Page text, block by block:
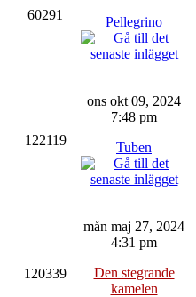
60291
Pellegrino
122119
ons okt 09, 2024
7:48 pm
Tuben
120339
mån maj 27, 2024
4:31 pm
Den stegrande
kamelen